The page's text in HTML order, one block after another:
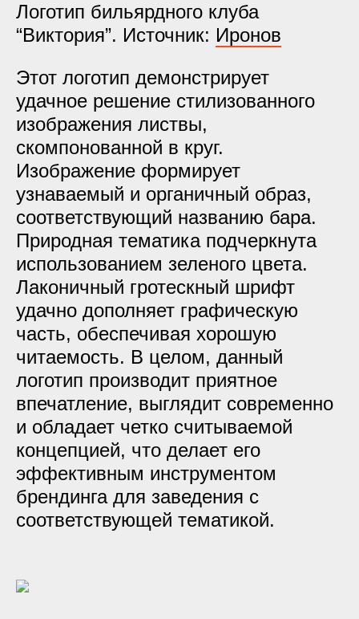
Логотип бильярдного клуба
“Виктория”. Источник: Иронов
Этот логотип демонстрирует
удачное решение стилизованного
изображения листвы,
скомпонованной в круг.
Изображение формирует
узнаваемый и органичный образ,
соответствующий названию бара.
Природная тематика подчеркнута
использованием зеленого цвета.
Лаконичный гротескный шрифт
удачно дополняет графическую
часть, обеспечивая хорошую
читаемость. В целом, данный
логотип производит приятное
впечатление, выглядит современно
и обладает четко считываемой
концепцией, что делает его
эффективным инструментом
брендинга для заведения с
соответствующей тематикой.